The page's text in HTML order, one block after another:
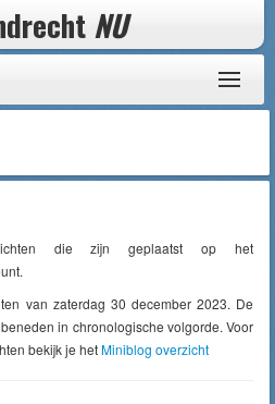
NU
die zijn geplaatst op het
van zaterdag 30 december 2023. De
in chronologische volgorde. Voor
bekijk je hetMiniblog overzicht